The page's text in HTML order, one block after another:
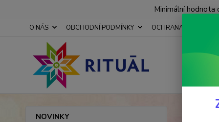
Minimální hodnota
O NÁS OBCHODNÍ PODMÍNKY OCHRANA
NOVINKY